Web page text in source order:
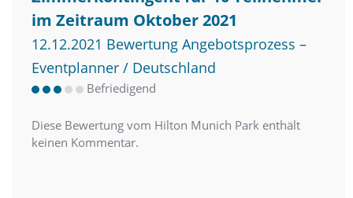
im Zeitraum Oktober 2021
12.12.2021 Bewertung Angebotsprozess –
Eventplanner / Deutschland
Befriedigend
Diese Bewertung vom Hilton Munich Park enthält
keinen Kommentar.